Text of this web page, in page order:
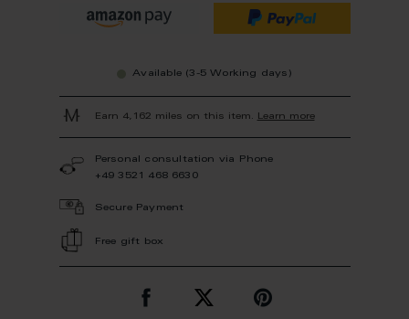
Available (3-5 Working days)
Earn 4,162 miles on this item. Learn more
Personal consultation via Phone
+49 3521 468 6630
Secure Payment
Free gift box